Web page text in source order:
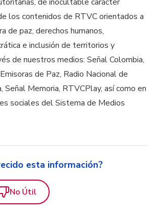
de inocultable carácter
los contenidos de RTVC orientados a
de paz, derechos humanos,
e inclusión de territorios y
de nuestros medios: Señal Colombia,
de Paz, Radio Nacional de
Señal Memoria, RTVCPlay, así como en
sociales del Sistema de Medios
esta información?
No Útil